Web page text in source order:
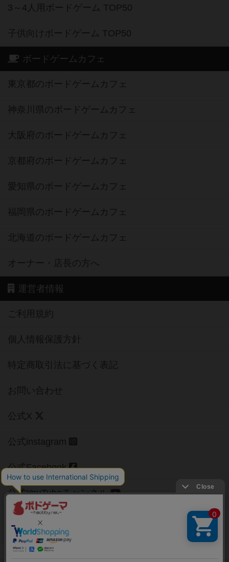
3～4人用ボードゲーム TOP50
子供向けボードゲーム TOP50
ボードゲームカフェ
東京都のボードゲームカフェ
神奈川県のボードゲームカフェ
大阪府のボードゲームカフェ
京都府のボードゲームカフェ
愛知県のボードゲームカフェ
福岡県のボードゲームカフェ
北海道のボードゲームカフェ
オーナー・店長の方へ
運営者情報
ご利用規約
個人情報保護方針
特定商取引法に基づく表記
お問い合わせ
公式X
公式instagram
公式Facebook
公式YouTubeチャンネル